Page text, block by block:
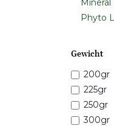
Phyto
Gewicht
200gr
225gr
250gr
300gr